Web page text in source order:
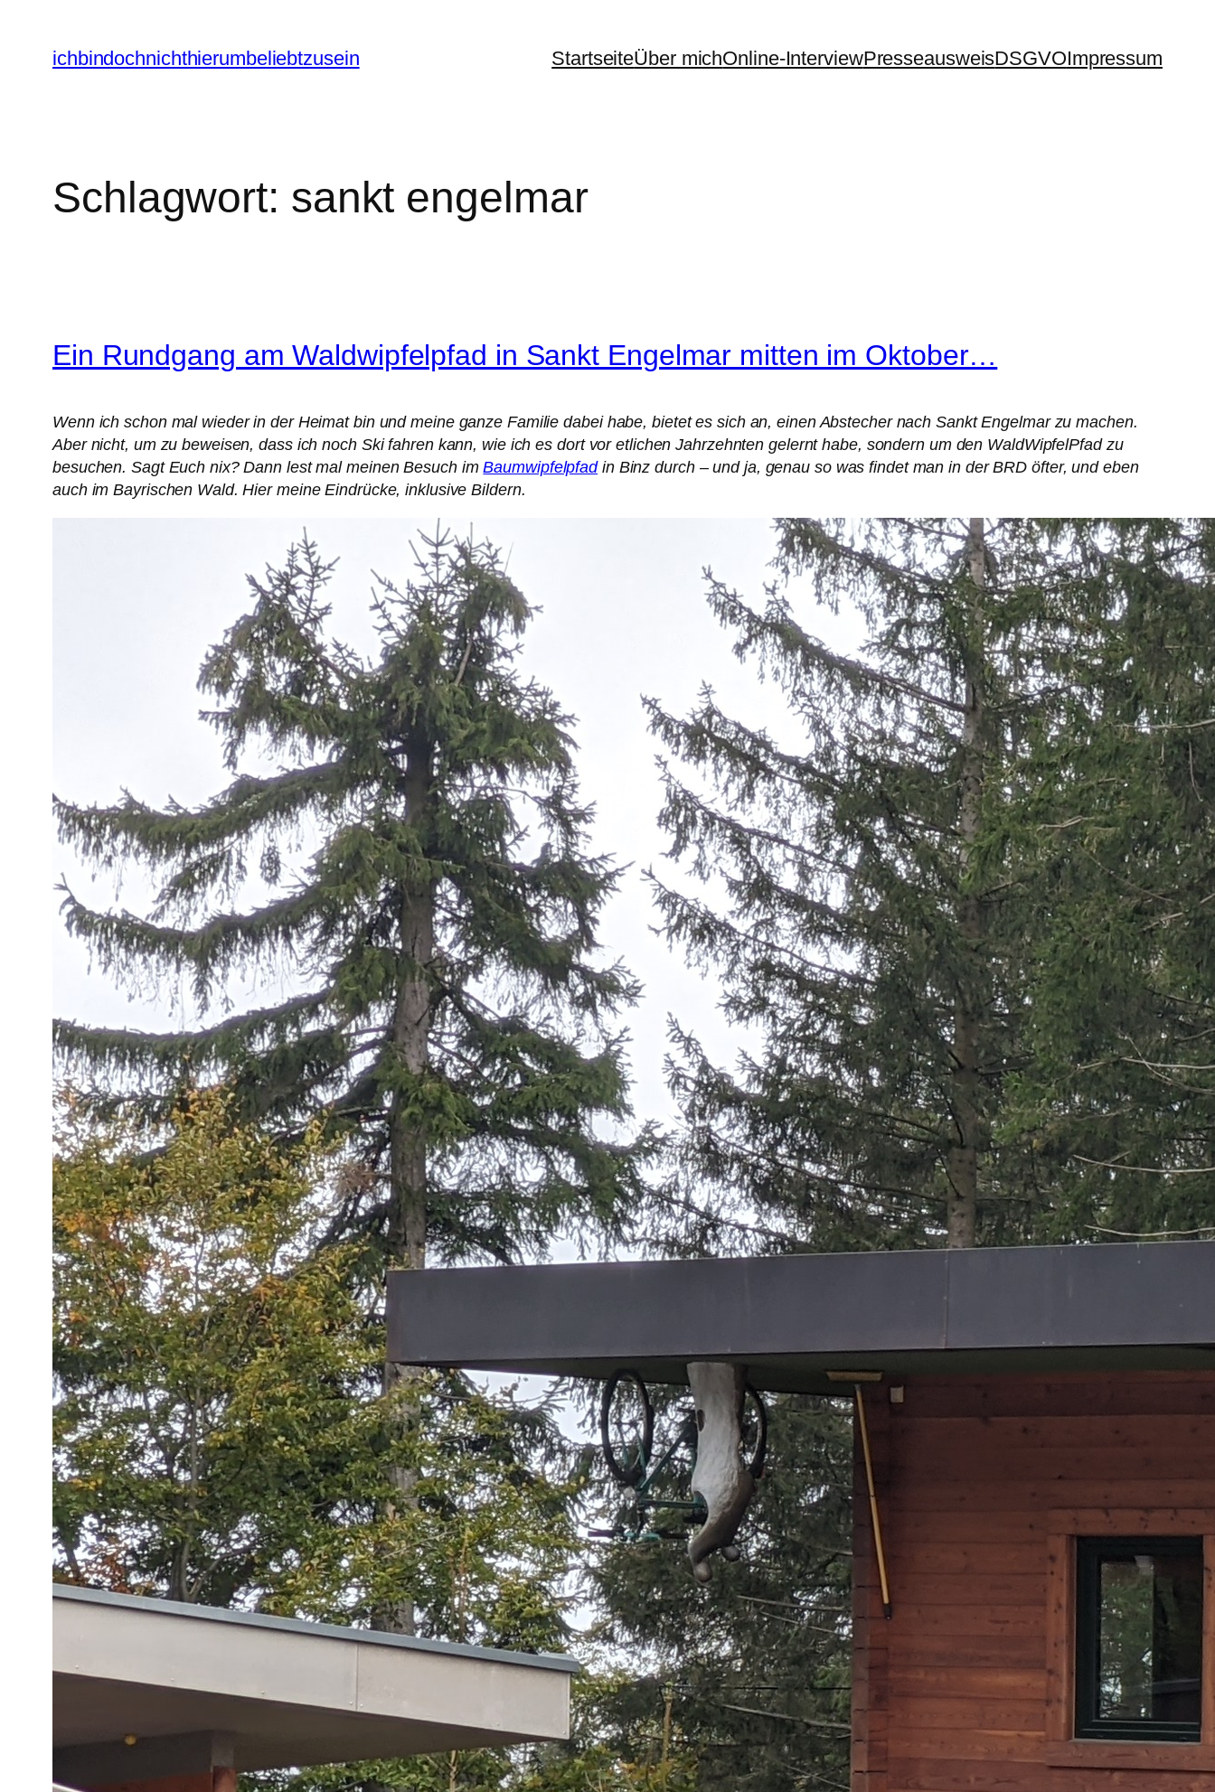
Inhalt
springen
ichbindochnichthierumbeliebtzusein StartseiteÜber michOnline-InterviewPresseausweisDSGVOImpressum
Schlagwort: sankt engelmar
Ein Rundgang am Waldwipfelpfad in Sankt Engelmar mitten im Oktober…
Wenn ich schon mal wieder in der Heimat bin und meine ganze Familie dabei habe, bietet es sich an, einen Abstecher nach Sankt Engelmar zu machen.
Aber nicht, um zu beweisen, dass ich noch Ski fahren kann, wie ich es dort vor etlichen Jahrzehnten gelernt habe, sondern um den WaldWipfelPfad zu
besuchen. Sagt Euch nix? Dann lest mal meinen Besuch imBaumwipfelpfadin Binz durch – und ja, genau so was findet man in der BRD öfter, und eben
auch im Bayrischen Wald. Hier meine Eindrücke, inklusive Bildern.